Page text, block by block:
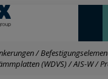
/
(WDVS)/AIS-W/